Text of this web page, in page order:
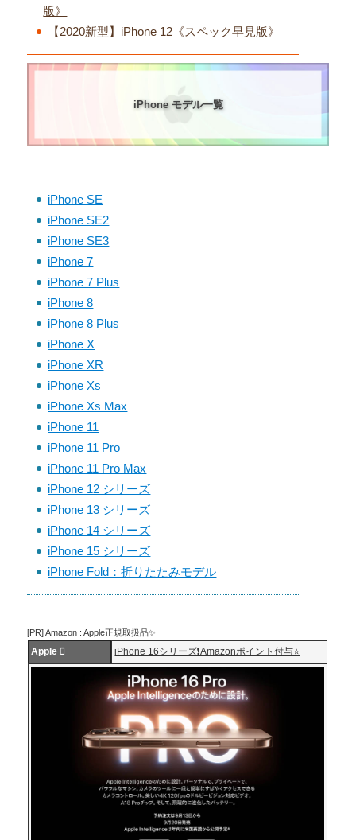
版》
【2020新型】iPhone 12《スペック早見版》
iPhone モデル一覧
iPhone SE
iPhone SE2
iPhone SE3
iPhone 7
iPhone 7 Plus
iPhone 8
iPhone 8 Plus
iPhone X
iPhone XR
iPhone Xs
iPhone Xs Max
iPhone 11
iPhone 11 Pro
iPhone 11 Pro Max
iPhone 12 シリーズ
iPhone 13 シリーズ
iPhone 14 シリーズ
iPhone 15 シリーズ
iPhone Fold：折りたたみモデル
[PR] Amazon : Apple正規取扱品✨
Apple  iPhone 16シリーズ❗️Amazonポイント付与⭐️